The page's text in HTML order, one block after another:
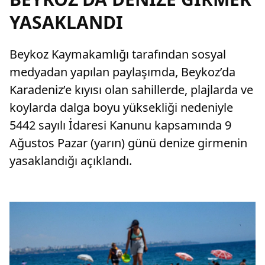
YASAKLANDI
Beykoz Kaymakamlığı tarafından sosyal
medyadan yapılan paylaşımda, Beykoz’da
Karadeniz’e kıyısı olan sahillerde, plajlarda ve
koylarda dalga boyu yüksekliği nedeniyle
5442 sayılı İdaresi Kanunu kapsamında 9
Ağustos Pazar (yarın) günü denize girmenin
yasaklandığı açıklandı.